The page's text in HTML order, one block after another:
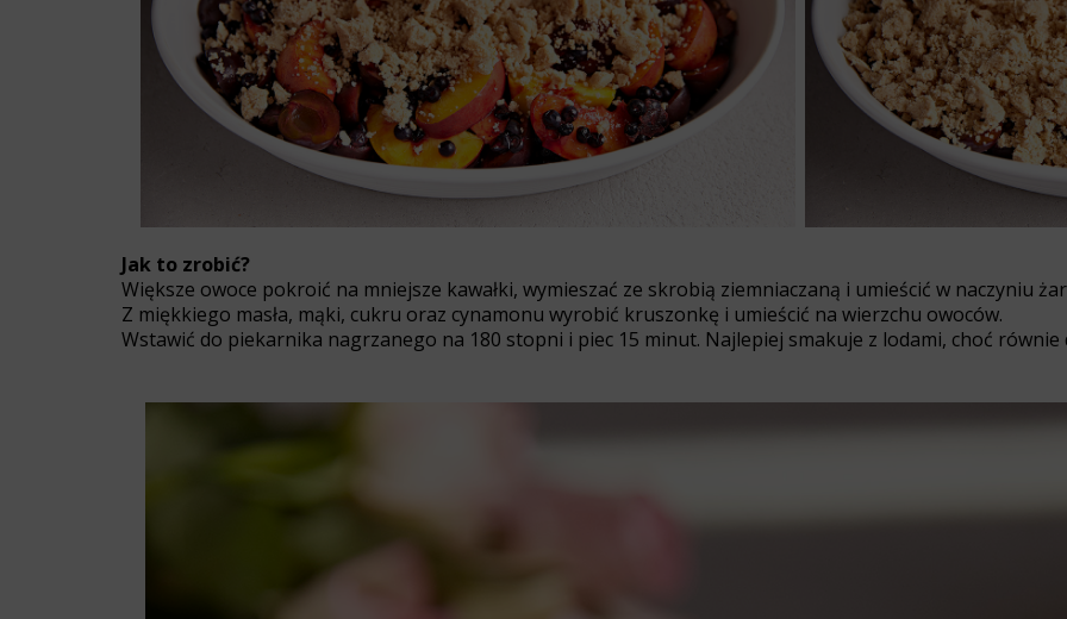
Jak to zrobić?
Większe owoce pokroić na mniejsze kawałki, wymieszać ze skrobią ziemniaczaną i umieścić w naczyniu
Z miękkiego masła, mąki, cukru oraz cynamonu wyrobić kruszonkę i umieścić na wierzchu owoców.
Wstawić do piekarnika nagrzanego na 180 stopni i piec 15 minut. Najlepiej smakuje z lodami, choć